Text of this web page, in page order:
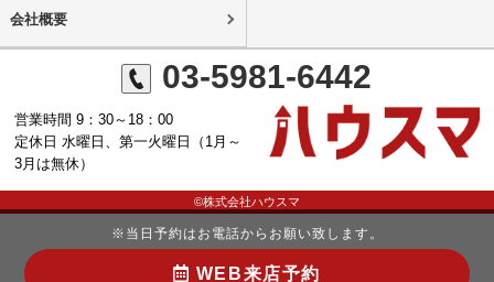
会社概要
03-5981-6442
営業時間 9：30～18：00
定休日 水曜日、第一火曜日（1月～
3月は無休）
©株式会社ハウスマ
※当日予約はお電話からお願い致します。
WEB来店予約